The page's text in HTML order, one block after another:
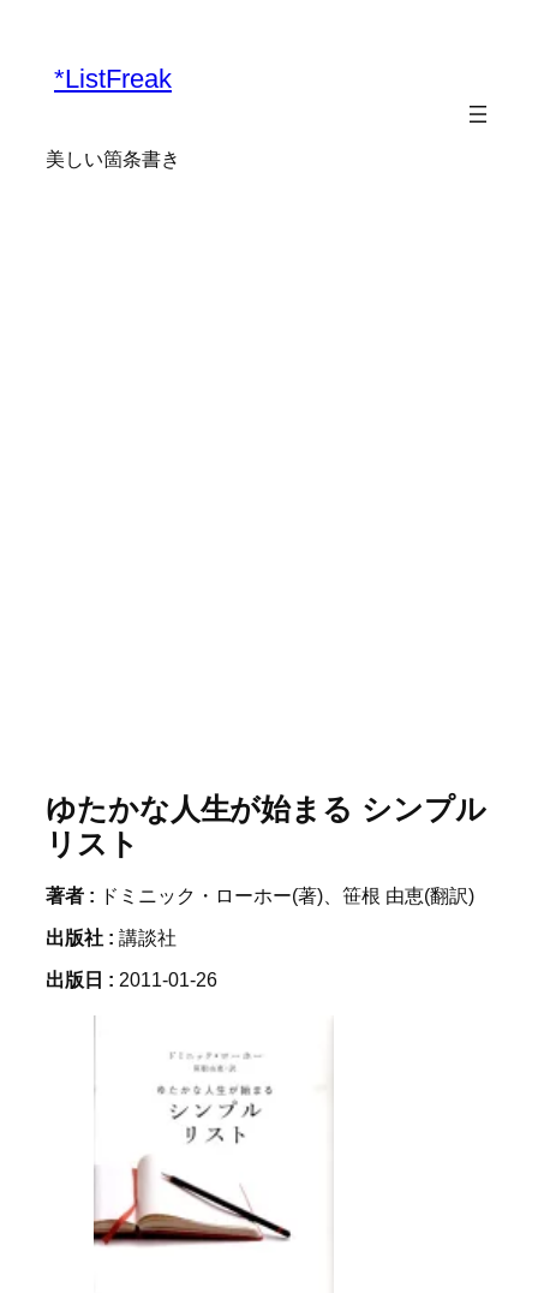
*ListFreak
美しい箇条書き
ゆたかな人生が始まる シンプル
リスト
著者 : ドミニック・ローホー(著)、笹根 由恵(翻訳)
出版社 : 講談社
出版日 : 2011-01-26